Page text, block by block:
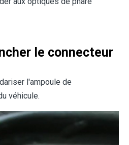
le connecteur
l'ampoule de
véhicule.